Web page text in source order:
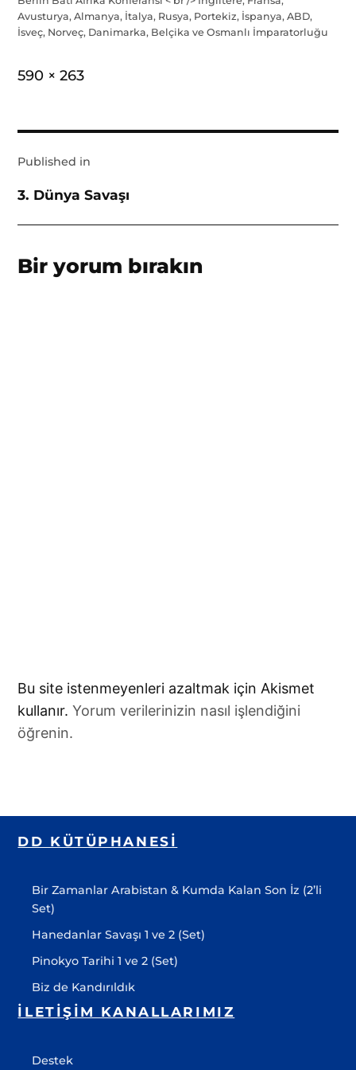
Avusturya, Almanya, İtalya, Rusya, Portekiz, İspanya, ABD,
İsveç, Norveç, Danimarka, Belçika ve Osmanlı İmparatorluğu
Full
590 × 263
gezinmesi
Published in
3. Dünya Savaşı
Bir yorum bırakın
Bu site istenmeyenleri azaltmak için Akismet
kullanır.Yorum verilerinizin nasıl işlendiğini
öğrenin.
DD KÜTÜPHANESI
Bir Zamanlar Arabistan & Kumda Kalan Son İz (2’li
Set)
Hanedanlar Savaşı 1 ve 2 (Set)
Pinokyo Tarihi 1 ve 2 (Set)
Biz de Kandırıldık
İLETIŞIM KANALLARIMIZ
Destek